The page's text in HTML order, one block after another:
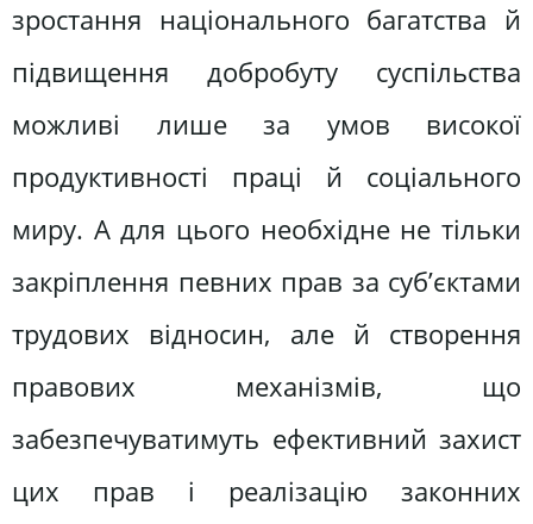
зростання національного багатства й
підвищення добробуту суспільства
можливі лише за умов високої
продуктивності праці й соціального
миру. А для цього необхідне не тільки
закріплення певних прав за суб’єктами
трудових відносин, але й створення
правових механізмів, що
забезпечуватимуть ефективний захист
цих прав і реалізацію законних